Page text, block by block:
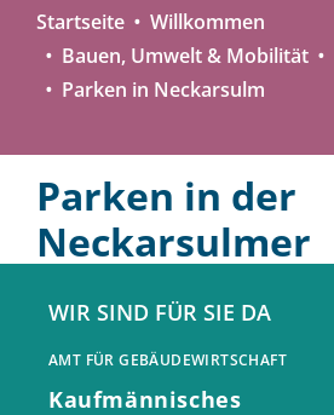
Startseite
Willkommen
Bauen, Umwelt & Mobilität
Parken in Neckarsulm
Parken in der
Neckarsulmer
Innenstadt
WIR SIND FÜR SIE DA
AMT FÜR GEBÄUDEWIRTSCHAFT
Kaufmännisches